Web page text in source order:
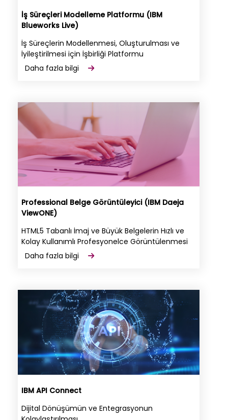
İş Süreçleri Modelleme Platformu (IBM
Blueworks Live)
İş Süreçlerin Modellenmesi, Oluşturulması ve
İyileştirilmesi için İşbirliği Platformu
Daha fazla bilgi
Professional Belge Görüntüleyici (IBM Daeja
ViewONE)
HTML5 Tabanlı İmaj ve Büyük Belgelerin Hızlı ve
Kolay Kullanımlı Profesyonelce Görüntülenmesi
Daha fazla bilgi
IBM API Connect
Dijital Dönüşümün ve Entegrasyonun